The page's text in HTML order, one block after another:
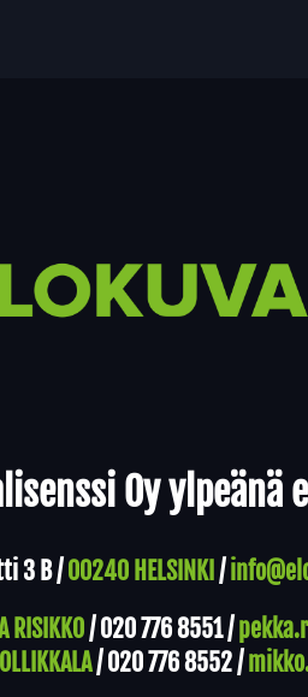
Oy ylpeänä
3 B /00240 HELSINKI /
RISIKKO/020 776 8551/
/020 776 8552/